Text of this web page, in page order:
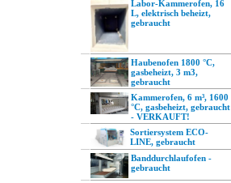
Labor-Kammerofen, 16
L, elektrisch beheizt,
gebraucht
Haubenofen 1800 °C,
gasbeheizt, 3 m3,
gebraucht
Kammerofen, 6 m³, 1600
°C, gasbeheizt, gebraucht
- VERKAUFT!
Sortiersystem ECO-
LINE, gebraucht
Banddurchlaufofen -
gebraucht